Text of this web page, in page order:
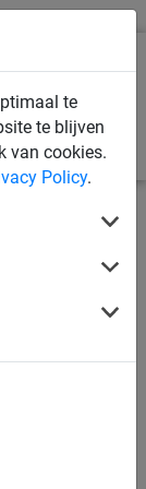
te
te blijven
van cookies.
Policy.